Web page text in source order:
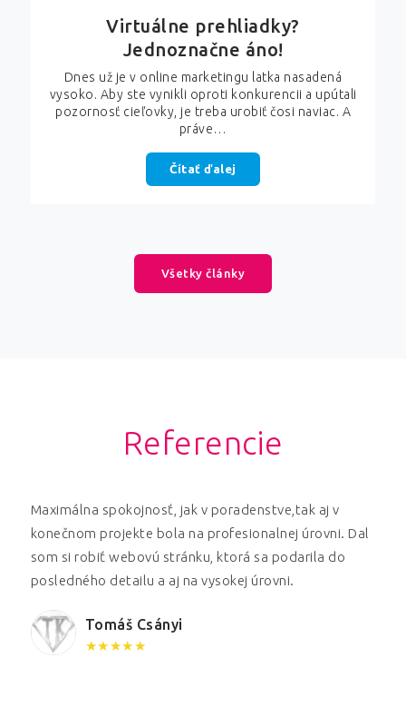
Virtuálne prehliadky?
Jednoznačne áno!
Dnes už je v online marketingu latka nasadená
vysoko. Aby ste vynikli oproti konkurencii a upútali
pozornosť cieľovky, je treba urobiť čosi naviac. A
práve…
Čítať ďalej
Všetky články
Referencie
Maximálna spokojnosť, jak v poradenstve,tak aj v
konečnom projekte bola na profesionalnej úrovni. Dal
som si robiť webovú stránku, ktorá sa podarila do
posledného detailu a aj na vysokej úrovni.
Tomáš Csányi
★★★★★